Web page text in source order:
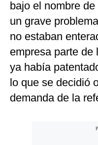
bajo el nombre de
un grave
no estaban
empresa parte de
ya había
lo que se decidió
demanda de la